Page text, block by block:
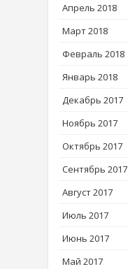
Апрель 2018
Март 2018
Февраль 2018
Январь 2018
Декабрь 2017
Ноябрь 2017
Октябрь 2017
Сентябрь 2017
Август 2017
Июль 2017
Июнь 2017
Май 2017